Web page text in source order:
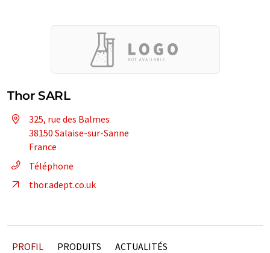
Thor SARL
325, rue des Balmes
38150 Salaise-sur-Sanne
France
Téléphone
thor.adept.co.uk
PROFIL PRODUITS ACTUALITÉS